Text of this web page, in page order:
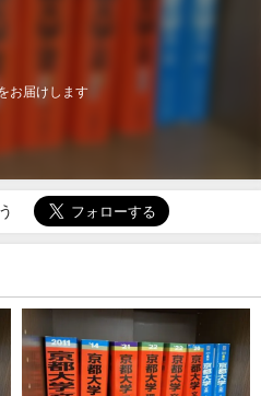
お届けします